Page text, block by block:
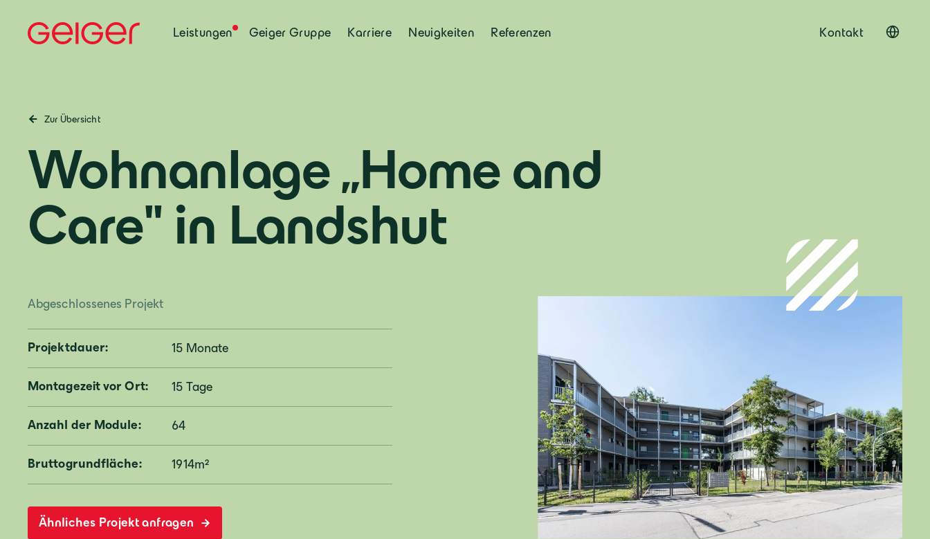
Leistungen Geiger Gruppe Karriere Neuigkeiten Referenzen Kontakt
Zur Übersicht
Wohnanlage „Home and
Care" in Landshut
Abgeschlossenes Projekt
Projektdauer: 15 Monate
Montagezeit vor Ort: 15 Tage
Anzahl der Module: 64
Bruttogrundfläche: 1914m²
Ähnliches Projekt anfragen